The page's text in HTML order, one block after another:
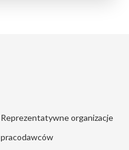
Reprezentatywne organizacje
pracodawców